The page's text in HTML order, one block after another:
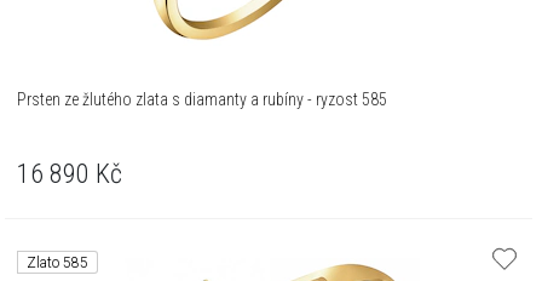
Prsten ze žlutého zlata s diamanty a rubíny - ryzost 585
16 890 Kč
Zlato 585